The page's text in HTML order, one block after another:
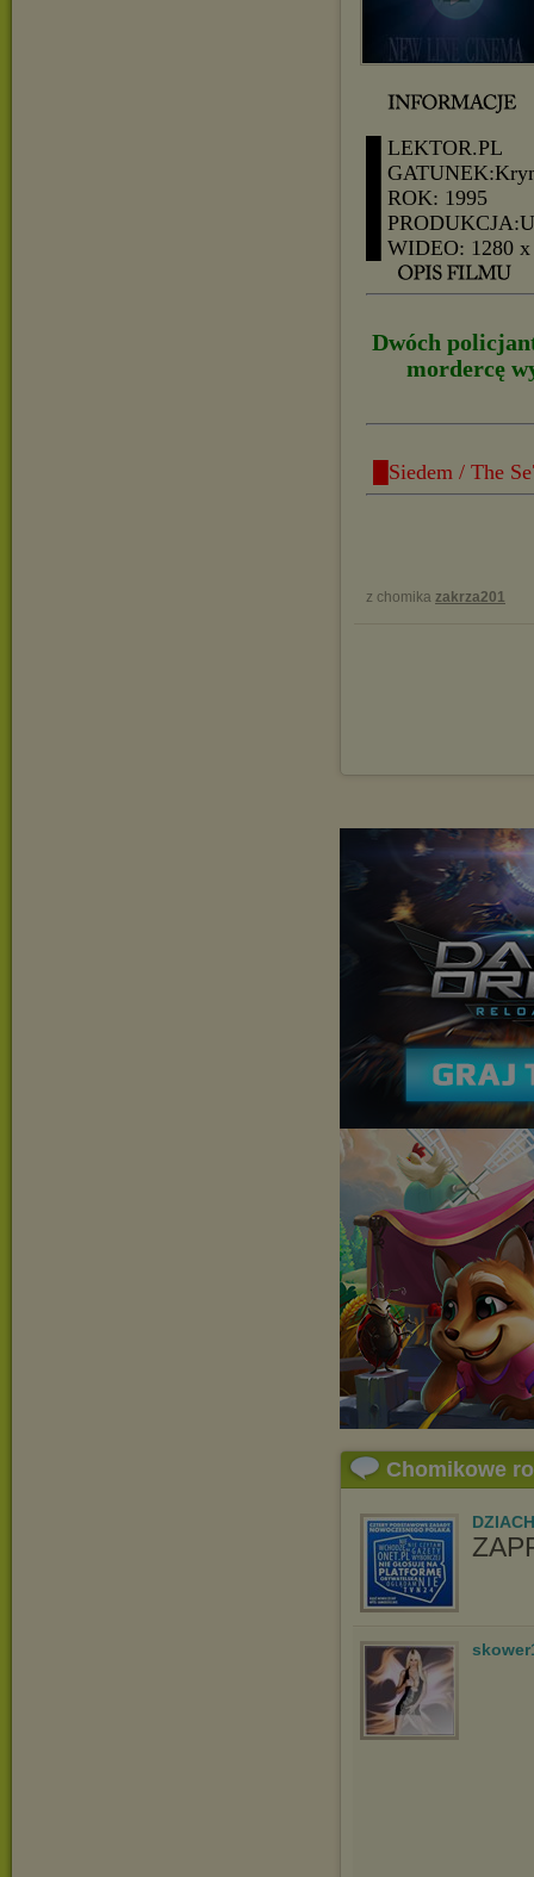
█ LEKTOR.PL
█
█ ROK: 1995
█
█ WIDEO: 1280
Dwóch
mordercę
█Siedem / The
z chomika zakrza201
Chomikowe